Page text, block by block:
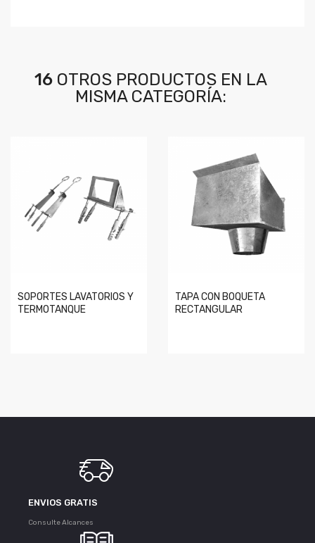
16OTROS PRODUCTOS EN LA
MISMA CATEGORÍA:
SOPORTES LAVATORIOS Y
TERMOTANQUE
TAPA CON BOQUETA
RECTANGULAR
ENVIOS GRATIS
Consulte Alcances